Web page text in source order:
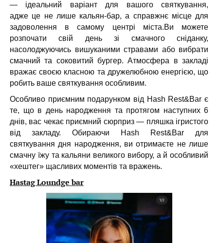
— ідеальний варіант для вашого святкування,
адже це не лише кальян-бар, а справжнє місце для
задоволення в самому центрі міста.Ви можете
розпочати свій день зі смачного сніданку,
насолоджуючись вишуканими стравами або вибрати
смачний та соковитий бургер. Атмосфера в закладі
вражає своєю класною та дружелюбною енергією, що
робить ваше святкування особливим.
Особливо приємним подарунком від Hash Rest&Bar є
те, що в день народження та протягом наступних 6
днів, вас чекає приємний сюрприз — пляшка ігристого
від закладу. Обираючи Hash Rest&Bar для
святкування дня народження, ви отримаєте не лише
смачну їжу та кальяни великого вибору, а й особливий
«хештег» щасливих моментів та вражень.
Hastag Loundge bar